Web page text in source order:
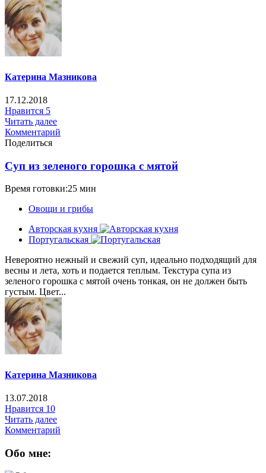
Катерина Мазникова
17.12.2018
Нравится 5
Читать далее
Комментарий
Поделиться
Суп из зеленого горошка с мятой
Время готовки:25 мин
Овощи и грибы
Авторская кухня
Португальская
Невероятно нежный и свежий суп, идеально подходящий для
весны и лета, хоть и подается теплым. Текстура супа из
зеленого горошка с мятой очень тонкая, он не должен быть
густым. Цвет...
Катерина Мазникова
13.07.2018
Нравится 10
Читать далее
Комментарий
Обо мне: